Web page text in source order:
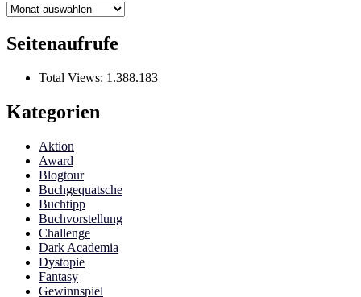
Archiv
Seitenaufrufe
Total Views: 1.388.183
Kategorien
Aktion
Award
Blogtour
Buchgequatsche
Buchtipp
Buchvorstellung
Challenge
Dark Academia
Dystopie
Fantasy
Gewinnspiel